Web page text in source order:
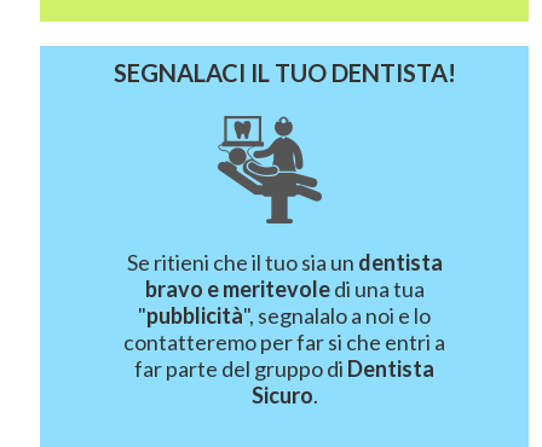
SEGNALACI IL TUO DENTISTA!
Se ritieni che il tuo sia un dentista
bravo e meritevoledi una tua
"pubblicità", segnalalo a noi e lo
contatteremo per far si che entri a
far parte del gruppo di Dentista
Sicuro.